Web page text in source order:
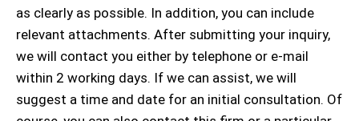
as clearly as possible. In addition, you can include
relevant attachments. After submitting your inquiry,
we will contact you either by telephone or e-mail
within 2 working days. If we can assist, we will
suggest a time and date for an initial consultation. Of